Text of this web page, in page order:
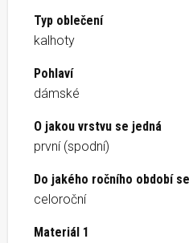
Typ oblečení
kalhoty
Pohlaví
dámské
O jakou vrstvu se jedná
první (spodní)
Do jakého ročního období
celoroční
Materiál 1